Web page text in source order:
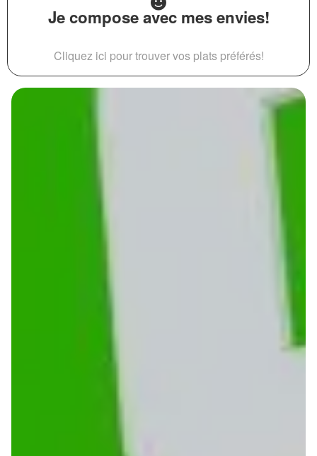
Je compose avec mes envies!
Cliquez ici pour trouver vos plats préférés!